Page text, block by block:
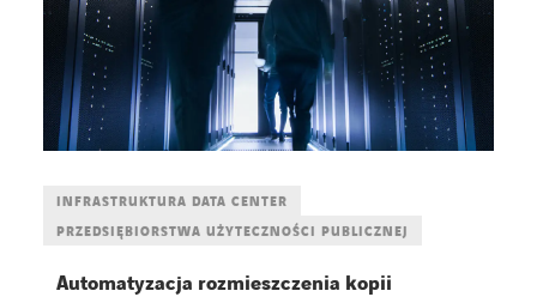
INFRASTRUKTURA DATA CENTER
PRZEDSIĘBIORSTWA UŻYTECZNOŚCI PUBLICZNEJ
Automatyzacja rozmieszczenia kopii